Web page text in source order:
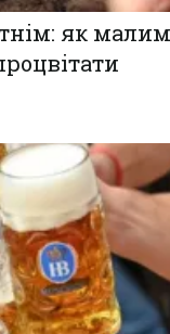
як малим